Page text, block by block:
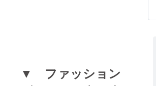
▼ ファッション